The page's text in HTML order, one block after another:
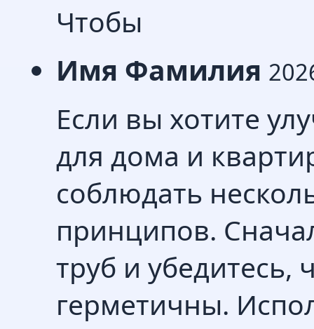
Чтобы
Имя Фамилия
Если вы хотите
для дома и
соблюдать
принципов.
труб и убедитесь,
герметичны.